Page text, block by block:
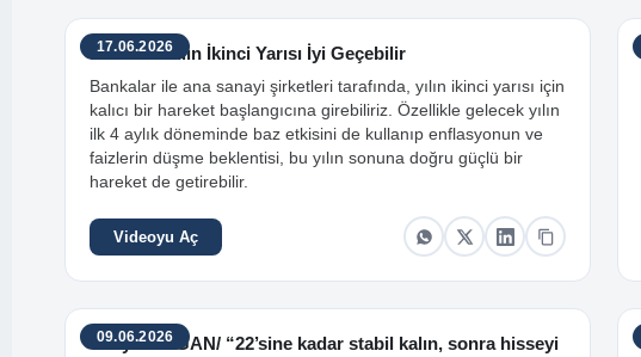
17.06.2026
Borsada Yılın İkinci Yarısı İyi Geçebilir
Bankalar ile ana sanayi şirketleri tarafında, yılın ikinci yarısı için
kalıcı bir hareket başlangıcına girebiliriz. Özellikle gelecek yılın
ilk 4 aylık döneminde baz etkisini de kullanıp enflasyonun ve
faizlerin düşme beklentisi, bu yılın sonuna doğru güçlü bir
hareket de getirebilir.
Videoyu Aç
09.06.2026
Üzeyir DOĞAN/ “22’sine kadar stabil kalın, sonra hisseyi